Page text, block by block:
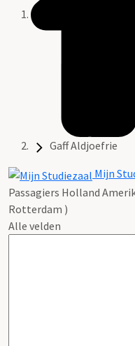
Gaff Aldjoefrie
Mijn
Passagiers Holland
Rotterdam )
Alle velden